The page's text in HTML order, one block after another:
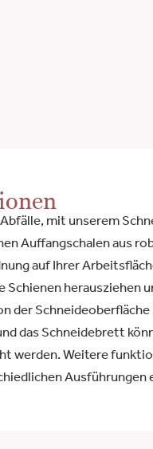
mit unserem
Auffangschalen aus
auf Ihrer
Schienen herausziehen
der Schneideoberfläche
das Schneidebrett
werden. Weitere
Ausführungen